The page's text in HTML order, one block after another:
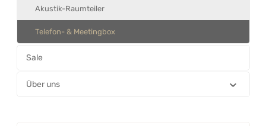
Akustik-Raumteiler
Telefon- & Meetingbox
Sale
Über uns